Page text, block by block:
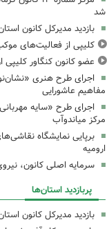
شد
بازدید مدیرکل کانون
کلیپی از فعالیت‌های
عضو کانون کنگاور کلیپی
اجرای طرح هنری
مفاهیم عاشورایی
اجرای طرح «سایه
مرکز میاندوآب
برپایی نمایشگاه
ارومیه
سرمایه اصلی کانون،
پربازدید استان‌ها
بازدید مدیرکل کانون